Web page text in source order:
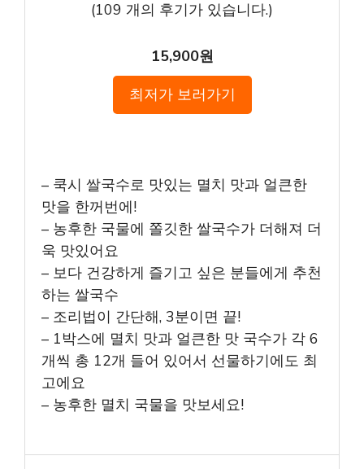
(109 개의 후기가 있습니다.)
15,900원
최저가 보러가기
– 쿡시 쌀국수로 맛있는 멸치 맛과 얼큰한
맛을 한꺼번에!
– 농후한 국물에 쫄깃한 쌀국수가 더해져 더
욱 맛있어요
– 보다 건강하게 즐기고 싶은 분들에게 추천
하는 쌀국수
– 조리법이 간단해, 3분이면 끝!
– 1박스에 멸치 맛과 얼큰한 맛 국수가 각 6
개씩 총 12개 들어 있어서 선물하기에도 최
고에요
– 농후한 멸치 국물을 맛보세요!